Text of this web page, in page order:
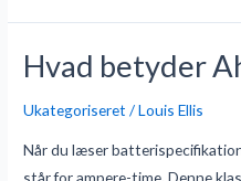
Hvad betyder
Ukategoriseret /Louis Ellis
Når du læser
står for ampere-time. Denne
Hvad
Ah
på
et